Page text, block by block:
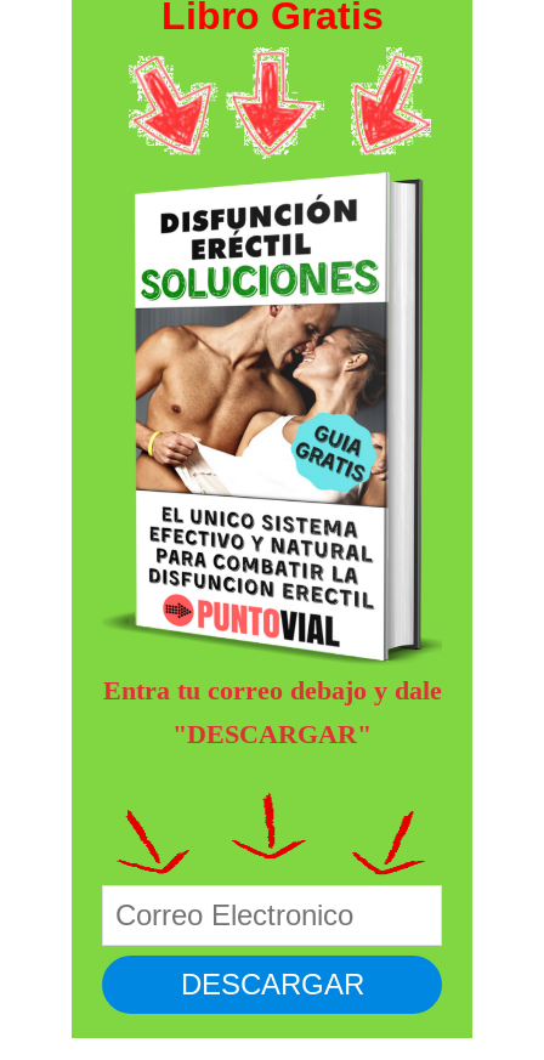
Libro Gratis
Entra tu correo debajo y dale
"DESCARGAR"